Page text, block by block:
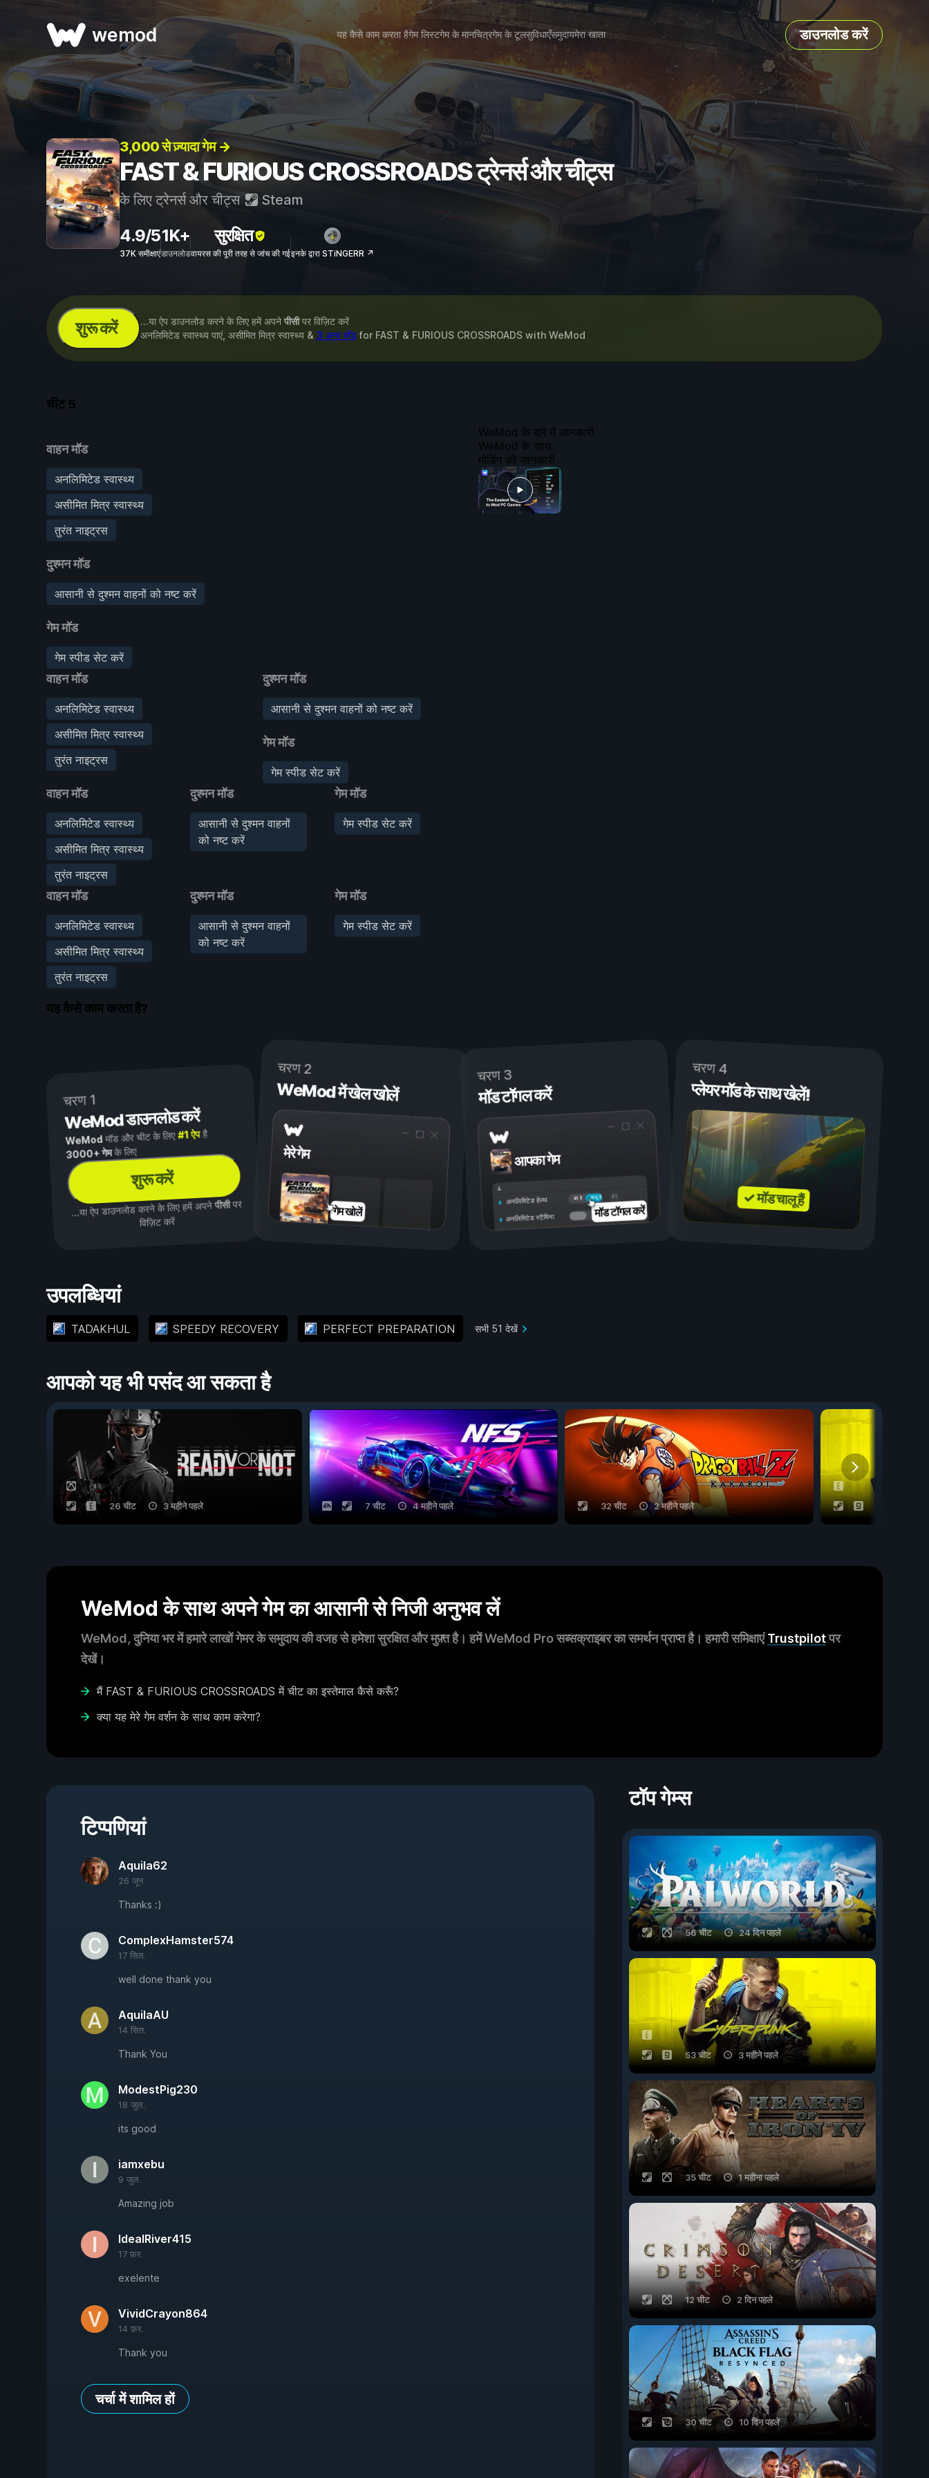
wemod यह कैसे काम करता हैगेम लिस्टगेम के मानचित्रगेम के टूलसुविधाएँसमुदायमेरा खाता डाउनलोड करें
3,000 से ज़्यादा गेम →
FAST & FURIOUS CROSSROADS ट्रेनर्स और चीट्स
के लिए ट्रेनर्स और चीट्स Steam
4.9/5
37K समीक्षाएं
1K+
डाउनलोड
सुरक्षित
वायरस की पूरी तरह से जांच की गईइनके द्वारा STiNGERR ↗
शुरू करें ...या ऐप डाउनलोड करने के लिए हमें अपने पीसीपर विज़िट करें
अनलिमिटेड स्वास्थ्य पाएं, असीमित मित्र स्वास्थ्य & 3 अन्य मॉडfor FAST & FURIOUS CROSSROADSwith WeMod
चीट 5
वाहन मॉड
अनलिमिटेड स्वास्थ्य
असीमित मित्र स्वास्थ्य
तुरंत नाइट्रस
दुश्मन मॉड
आसानी से दुश्मन वाहनों को नष्ट करें
गेम मॉड
गेम स्पीड सेट करें
वाहन मॉड
अनलिमिटेड स्वास्थ्य
असीमित मित्र स्वास्थ्य
तुरंत नाइट्रस
दुश्मन मॉड
आसानी से दुश्मन वाहनों को नष्ट करें
गेम मॉड
गेम स्पीड सेट करें
वाहन मॉड
अनलिमिटेड स्वास्थ्य
असीमित मित्र स्वास्थ्य
तुरंत नाइट्रस
दुश्मन मॉड
आसानी से दुश्मन वाहनों
को नष्ट करें
गेम मॉड
गेम स्पीड सेट करें
वाहन मॉड
अनलिमिटेड स्वास्थ्य
असीमित मित्र स्वास्थ्य
तुरंत नाइट्रस
दुश्मन मॉड
आसानी से दुश्मन वाहनों
को नष्ट करें
गेम मॉड
गेम स्पीड सेट करें
WeMod के बारे में जानकारी
WeMod के साथ
मॉडिंग की जानकारी
यह कैसे काम करता है?
चरण 1
WeMod डाउनलोड करें
WeMod मॉड और चीट के लिए#1 ऐपहै
3000+ गेमके लिए
शुरू करें
...या ऐप डाउनलोड करने के लिए हमें अपनेपीसीपर
विज़िट करें
चरण 2
WeMod में खेल खोलें
मेरे गेम
गेम खोलें
चरण 3
मॉड टॉगल करें
आपका गेम
चालू है
बंद है
अनलिमिटेड हेल्थ
अनलिमिटेड स्टैमिना मॉड टॉगल करें
चरण 4
प्लेयर मॉड के साथ खेलें!
✓ मॉड चालू हैं
उपलब्धियां
TADAKHUL SPEEDY RECOVERY PERFECT PREPARATION सभी 51 देखें
आपको यह भी पसंद आ सकता है
26 चीट 3 महीने पहले 7 चीट 4 महीने पहले 32 चीट 2 महीने पहले
WeMod के साथ अपने गेम का आसानी से निजी अनुभव लें
WeMod, दुनिया भर में हमारे लाखों गेमर के समुदाय की वजह से हमेशा सुरक्षित और मुफ़्त है। हमें WeMod Pro सब्सक्राइबर का समर्थन प्राप्त है। हमारी समिक्षाएंTrustpilotपर
देखें।
मैं FAST & FURIOUS CROSSROADS में चीट का इस्तेमाल कैसे करूँ?
क्या यह मेरे गेम वर्शन के साथ काम करेगा?
टिप्पणियां
Aquila62
26 जून
Thanks :)
ComplexHamster574
17 सित.
well done thank you
AquilaAU
14 सित.
Thank You
ModestPig230
18 जुल.
its good
iamxebu
9 जुल.
Amazing job
IdealRiver415
17 फ़र.
exelente
VividCrayon864
14 फ़र.
Thank you
चर्चा में शामिल हों
टॉप गेम्स
56 चीट 24 दिन पहले
53 चीट 3 महीने पहले
35 चीट 1 महीना पहले
12 चीट 2 दिन पहले
30 चीट 10 दिन पहले